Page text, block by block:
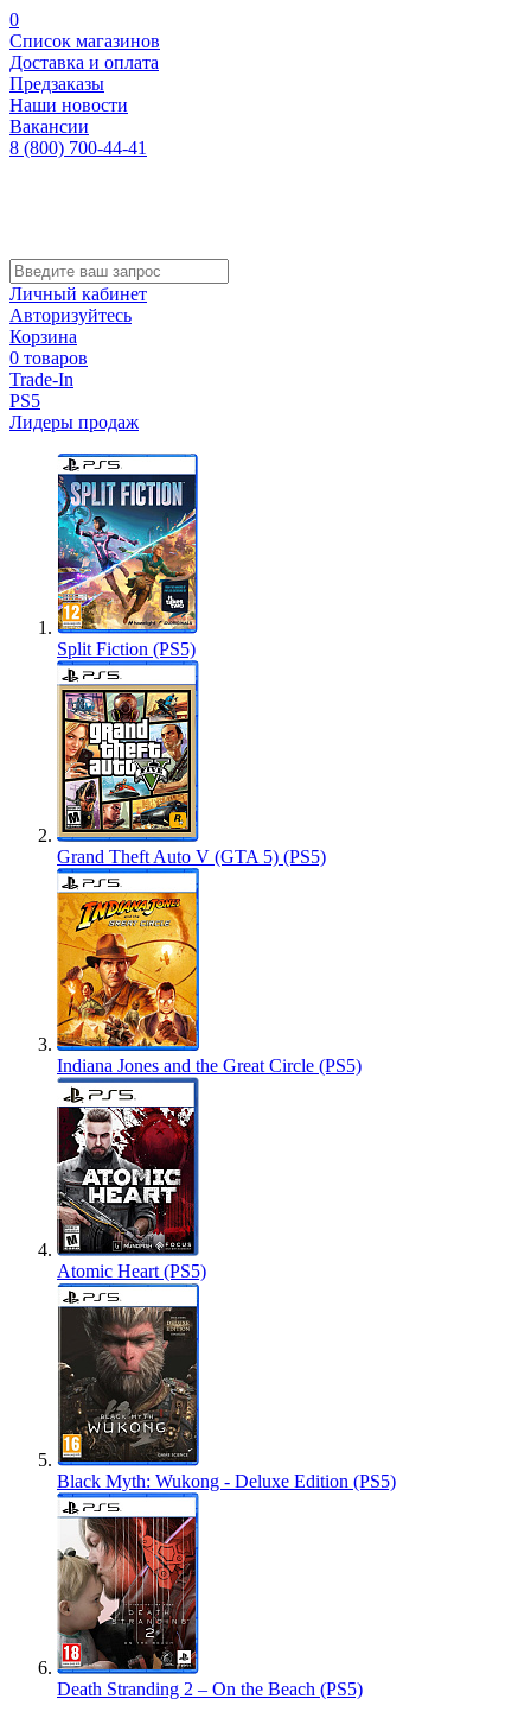
0
Список магазинов
Доставка и оплата
Предзаказы
Наши новости
Вакансии
8 (800) 700-44-41
Личный кабинет
Авторизуйтесь
Корзина
0 товаров
Trade-In
PS5
Лидеры продаж
Split Fiction (PS5)
Grand Theft Auto V (GTA 5) (PS5)
Indiana Jones and the Great Circle (PS5)
Atomic Heart (PS5)
Black Myth: Wukong - Deluxe Edition (PS5)
Death Stranding 2 – On the Beach (PS5)